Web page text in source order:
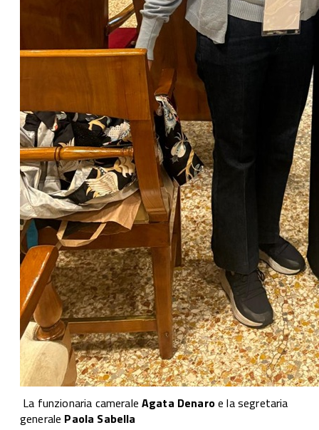
La funzionaria camerale Agata Denaroe la segretaria
generale Paola Sabella